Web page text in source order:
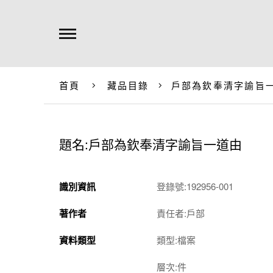
首頁 藏品目錄 戶部為欽奉清字諭旨
題名:戶部為欽奉清字諭旨一道由
識別資訊 登錄號:192956-001
著作者 責任者:戶部
資料類型 類型:檔案
層次:件